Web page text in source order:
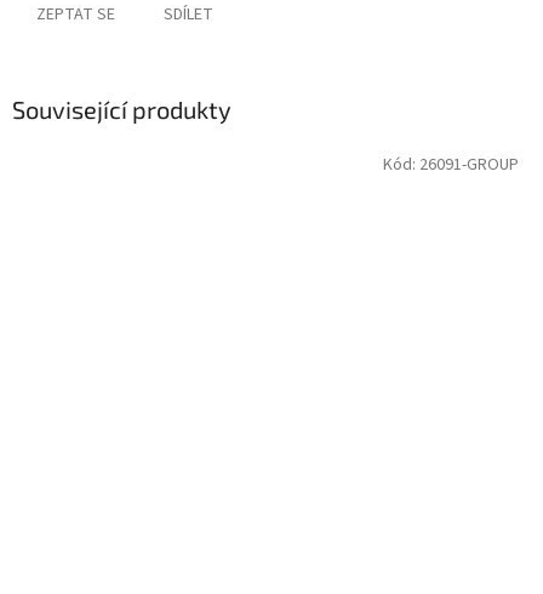
ZEPTAT SE SDÍLET
Související produkty
Kód: 26091-GROUP